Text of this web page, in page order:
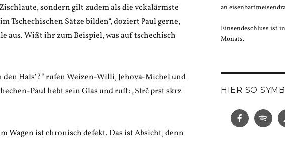
sondern gilt zudem als die vokalärmste
Tschechischen Sätze bilden“, doziert Paul gerne,
aus. Wißt ihr zum Beispiel, was auf tschechisch
den Hals‘?“ rufen Weizen-Willi, Jehova-Michel und
Paul hebt sein Glas und ruft: „Strč prst skrz
Wagen ist chronisch defekt. Das ist Absicht, denn
an
Einsendeschluss ist
Monats.
HIER SO